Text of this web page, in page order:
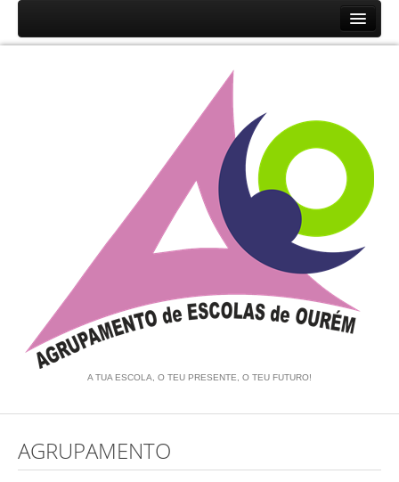
Unidades Orgânicas
Documentos
Associação de Pais e EE
Equipa de Autoavaliação
Notícias
Alunos
A TUA ESCOLA, O TEU PRESENTE, O TEU FUTURO!
AGRUPAMENTO